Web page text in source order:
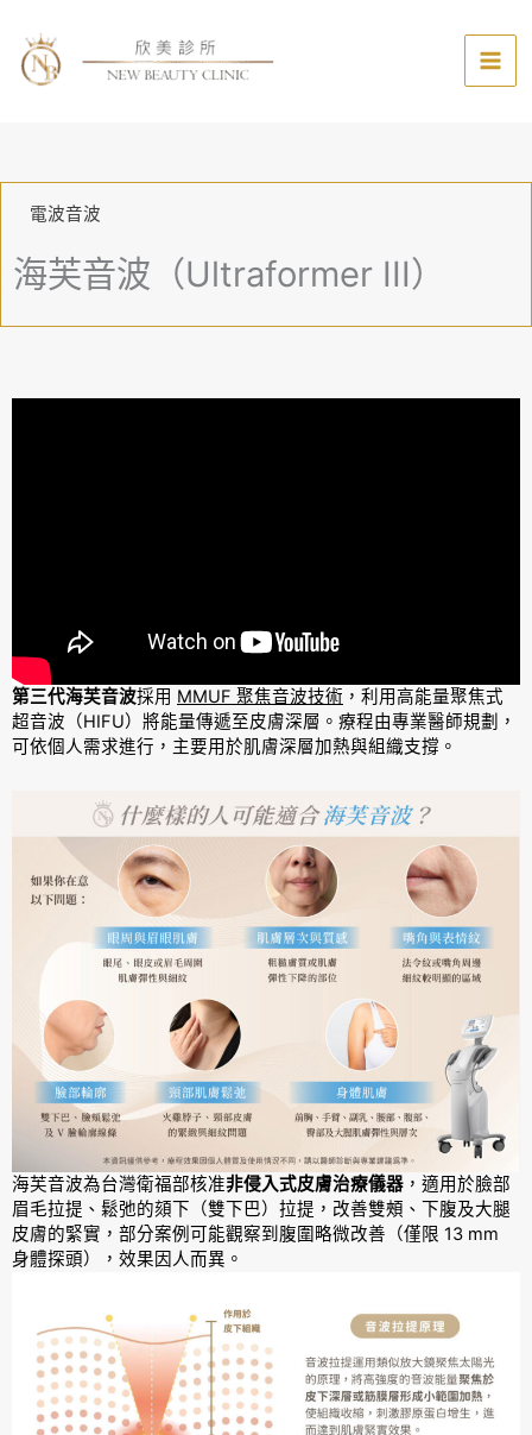
電波音波
海芙音波（Ultraformer III）
第三代海芙音波採用 MMUF 聚焦音波技術 ，利用高能量聚焦式
超音波（HIFU）將能量傳遞至皮膚深層。療程由專業醫師規劃，
可依個人需求進行，主要用於肌膚深層加熱與組織支撐。
海芙音波為台灣衛福部核准非侵入式皮膚治療儀器 ，適用於臉部
眉毛拉提、鬆弛的頦下（雙下巴）拉提，改善雙頰、下腹及大腿
皮膚的緊實，部分案例可能觀察到腹圍略微改善（僅限 13 mm
身體探頭），效果因人而異。